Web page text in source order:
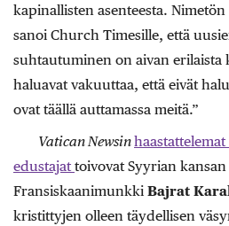
kapinallisten asenteesta.
sanoi Church Timesille, että
suhtautuminen on aivan erilaista
haluavat vakuuttaa, että eivät
ovat täällä auttamassa meitä.”
Vatican Newsin
edustajat toivovat Syyrian
Fransiskaanimunkki Bajrat
kristittyjen olleen täydellisen